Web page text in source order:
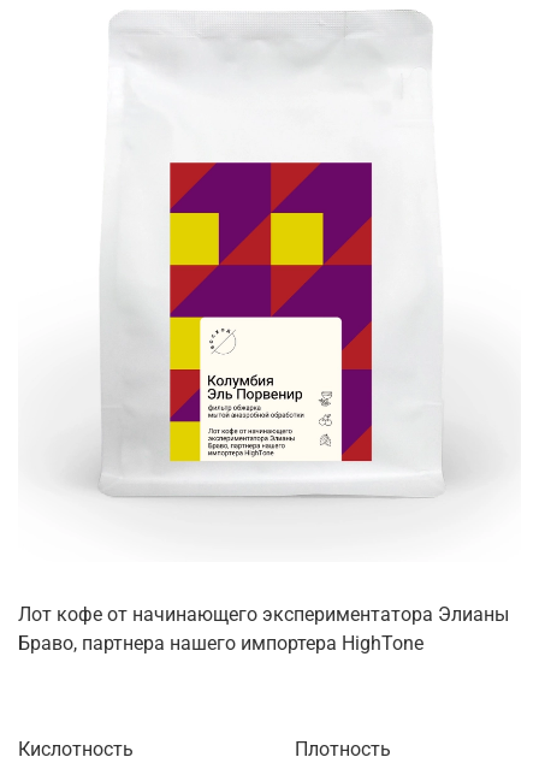
Лот кофе от начинающего экспериментатора Элианы
Браво, партнера нашего импортера HighTone
Кислотность Плотность